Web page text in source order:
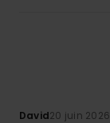
David20 juin 2026